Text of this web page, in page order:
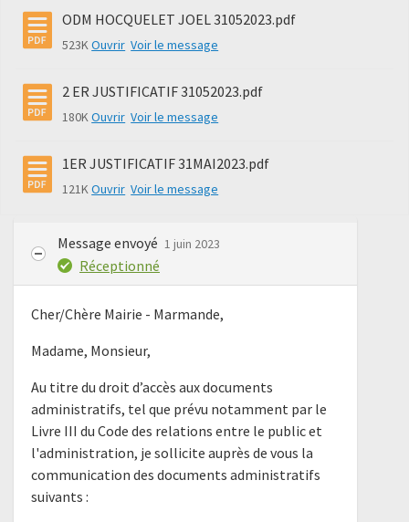
ODM HOCQUELET JOEL 31052023.pdf
523KOuvrir Voir le message
2 ER JUSTIFICATIF 31052023.pdf
180KOuvrir Voir le message
1ER JUSTIFICATIF 31MAI2023.pdf
121KOuvrir Voir le message
Message envoyé 1 juin 2023
Réceptionné
Cher/Chère Mairie - Marmande,
Madame, Monsieur,
Au titre du droit d’accès aux documents
administratifs, tel que prévu notamment par le
Livre III du Code des relations entre le public et
l'administration, je sollicite auprès de vous la
communication des documents administratifs
suivants :